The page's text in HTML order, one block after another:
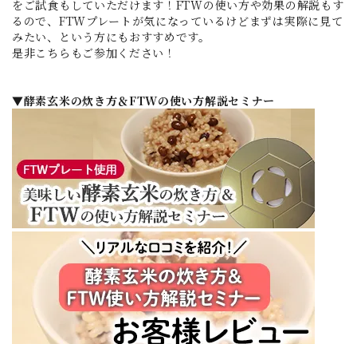
をご試食もしていただけます！FTWの使い方や効果の解説もす
るので、FTWプレートが気になっているけどまずは実際に見て
みたい、という方にもおすすめです。
是非こちらもご参加ください！
▼酵素玄米の炊き方＆FTWの使い方解説セミナー